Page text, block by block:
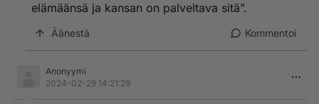
elämäänsä ja kansan on palveltava sitä”.
Äänestä Kommentoi
Anonyymi
2024-02-29 14:21:29